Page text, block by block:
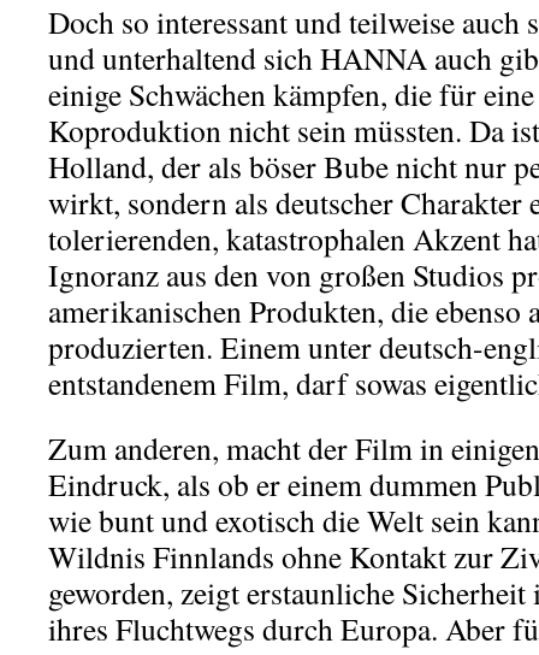
Doch so interessant und teilweise auch
und unterhaltend sich HANNA auch
einige Schwächen kämpfen, die für
Koproduktion nicht sein müssten. Da
Holland, der als böser Bube nicht nur
wirkt, sondern als deutscher Charakter
tolerierenden, katastrophalen Akzent
Ignoranz aus den von großen Studios
amerikanischen Produkten, die ebenso
produzierten. Einem unter deutsch-
entstandenem Film, darf sowas
Zum anderen, macht der Film in
Eindruck, als ob er einem dummen
wie bunt und exotisch die Welt sein
Wildnis Finnlands ohne Kontakt zur
geworden, zeigt erstaunliche
ihres Fluchtwegs durch Europa. Aber